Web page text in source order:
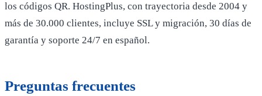
los códigos QR. HostingPlus, con trayectoria desde 2004 y
más de 30.000 clientes, incluye SSL y migración, 30 días de
garantía y soporte 24/7 en español.
Preguntas frecuentes